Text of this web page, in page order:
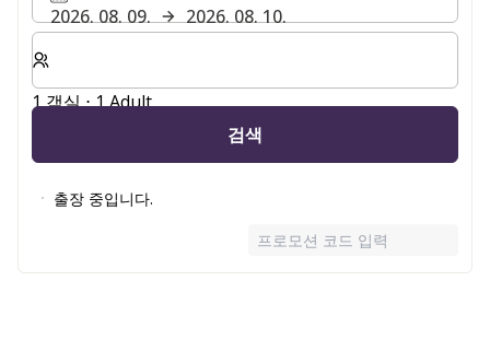
2026. 08. 09.
2026. 08. 10.
숙박할 객실 및 게스트 수 선택
1 객실 ⋅ 1 Adult
검색
출장 중입니다.
프로모션 코드 입력